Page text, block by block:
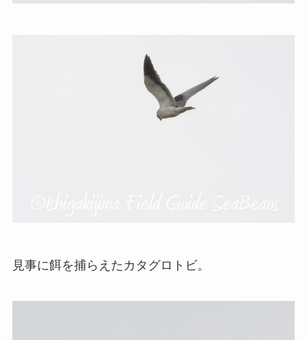
見事に餌を捕らえたカタグロトビ。